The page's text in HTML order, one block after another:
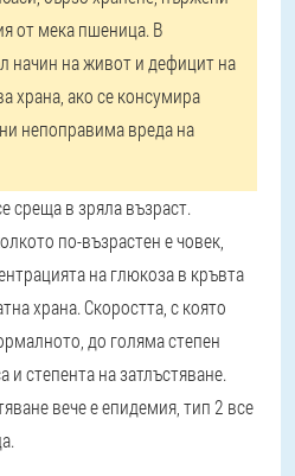
от мека пшеница. В
начин на живот и дефицит на
храна, ако се консумира
непоправима вреда на
среща в зряла възраст.
по-възрастен е човек,
на глюкоза в кръвта
храна. Скоростта, с която
до голяма степен
и степента на затлъстяване.
вече е епидемия, тип 2 все